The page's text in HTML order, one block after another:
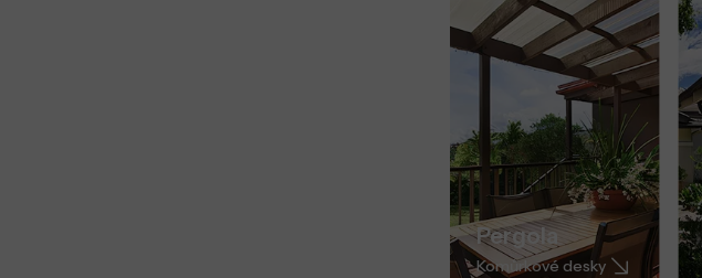
Pergola
Komůrkové desky